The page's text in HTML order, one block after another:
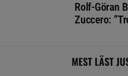
Rolf-Göran
Zuccero:
MEST LÄST